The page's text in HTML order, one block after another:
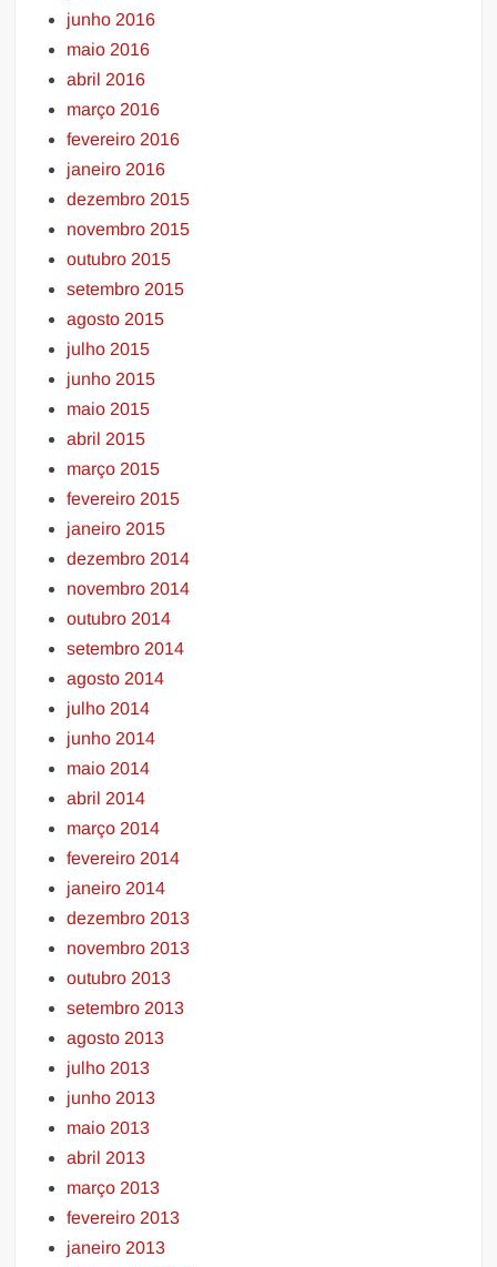
junho 2016
maio 2016
abril 2016
março 2016
fevereiro 2016
janeiro 2016
dezembro 2015
novembro 2015
outubro 2015
setembro 2015
agosto 2015
julho 2015
junho 2015
maio 2015
abril 2015
março 2015
fevereiro 2015
janeiro 2015
dezembro 2014
novembro 2014
outubro 2014
setembro 2014
agosto 2014
julho 2014
junho 2014
maio 2014
abril 2014
março 2014
fevereiro 2014
janeiro 2014
dezembro 2013
novembro 2013
outubro 2013
setembro 2013
agosto 2013
julho 2013
junho 2013
maio 2013
abril 2013
março 2013
fevereiro 2013
janeiro 2013